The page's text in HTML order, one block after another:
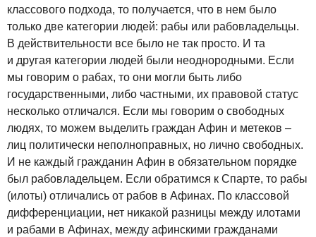
классового подхода, то получается, что в нем было
только две категории людей: рабы или рабовладельцы.
В действительности все было не так просто. И та
и другая категории людей были неоднородными. Если
мы говорим о рабах, то они могли быть либо
государственными, либо частными, их правовой статус
несколько отличался. Если мы говорим о свободных
людях, то можем выделить граждан Афин и метеков –
лиц политически неполноправных, но лично свободных.
И не каждый гражданин Афин в обязательном порядке
был рабовладельцем. Если обратимся к Спарте, то рабы
(илоты) отличались от рабов в Афинах. По классовой
дифференциации, нет никакой разницы между илотами
и рабами в Афинах, между афинскими гражданами